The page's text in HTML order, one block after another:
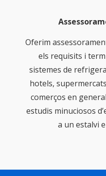
Oferim
els requisits i
sistemes de
hotels,
comerços en
estudis minuciosos
a un estalvi